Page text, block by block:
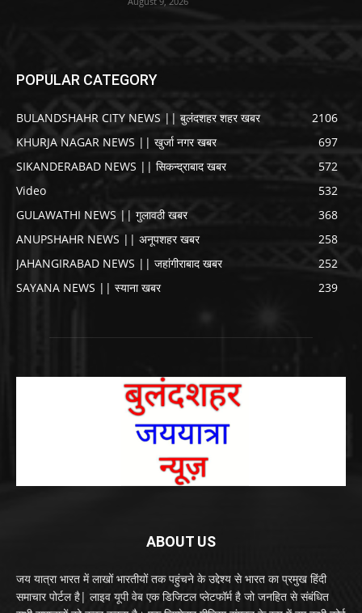
POPULAR CATEGORY
BULANDSHAHR CITY NEWS || बुलंदशहर शहर खबर
2106
KHURJA NAGAR NEWS || खुर्जा नगर खबर
697
SIKANDERABAD NEWS || सिकन्द्राबाद खबर
572
Video
532
GULAWATHI NEWS || गुलावठी खबर
368
ANUPSHAHR NEWS || अनूपशहर खबर
258
JAHANGIRABAD NEWS || जहांगीराबाद खबर
252
SAYANA NEWS || स्याना खबर
239
ABOUT US
जय यात्रा भारत में लाखों भारतीयों तक पहुंचने के उद्देश्य से भारत का प्रमुख हिंदी
समाचार पोर्टल है| लाइव यूपी वेब एक डिजिटल प्लेटफॉर्म है जो जनहित से संबंधित